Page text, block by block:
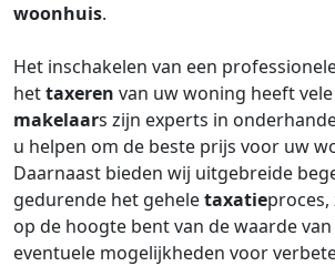
woonhuis.
Het inschakelen van een
hettaxeren van uw woning heeft
makelaars zijn experts in
u helpen om de beste prijs voor uw
Daarnaast bieden wij uitgebreide
gedurende het geheletaxatie
op de hoogte bent van de waarde
eventuele mogelijkheden voor